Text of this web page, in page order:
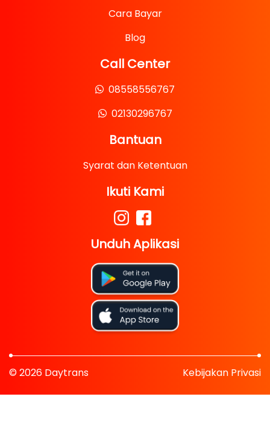
Cara Bayar
Blog
Call Center
08558556767
02130296767
Bantuan
Syarat dan Ketentuan
Ikuti Kami
Unduh Aplikasi
© 2026 Daytrans Kebijakan Privasi